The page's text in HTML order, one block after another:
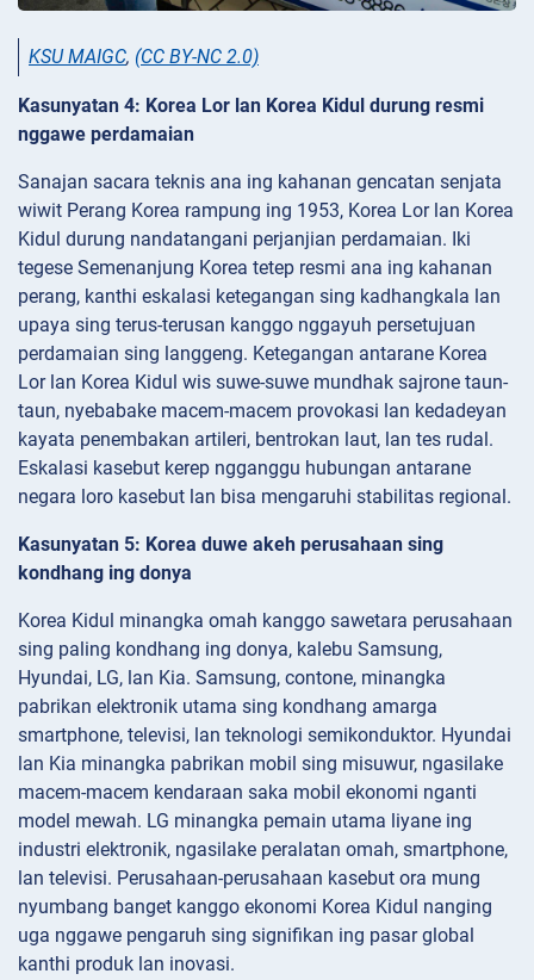
KSU MAIGC, (CC BY-NC 2.0)
Kasunyatan 4: Korea Lor lan Korea Kidul durung resmi
nggawe perdamaian
Sanajan sacara teknis ana ing kahanan gencatan senjata
wiwit Perang Korea rampung ing 1953, Korea Lor lan Korea
Kidul durung nandatangani perjanjian perdamaian. Iki
tegese Semenanjung Korea tetep resmi ana ing kahanan
perang, kanthi eskalasi ketegangan sing kadhangkala lan
upaya sing terus-terusan kanggo nggayuh persetujuan
perdamaian sing langgeng. Ketegangan antarane Korea
Lor lan Korea Kidul wis suwe-suwe mundhak sajrone taun-
taun, nyebabake macem-macem provokasi lan kedadeyan
kayata penembakan artileri, bentrokan laut, lan tes rudal.
Eskalasi kasebut kerep ngganggu hubungan antarane
negara loro kasebut lan bisa mengaruhi stabilitas regional.
Kasunyatan 5: Korea duwe akeh perusahaan sing
kondhang ing donya
Korea Kidul minangka omah kanggo sawetara perusahaan
sing paling kondhang ing donya, kalebu Samsung,
Hyundai, LG, lan Kia. Samsung, contone, minangka
pabrikan elektronik utama sing kondhang amarga
smartphone, televisi, lan teknologi semikonduktor. Hyundai
lan Kia minangka pabrikan mobil sing misuwur, ngasilake
macem-macem kendaraan saka mobil ekonomi nganti
model mewah. LG minangka pemain utama liyane ing
industri elektronik, ngasilake peralatan omah, smartphone,
lan televisi. Perusahaan-perusahaan kasebut ora mung
nyumbang banget kanggo ekonomi Korea Kidul nanging
uga nggawe pengaruh sing signifikan ing pasar global
kanthi produk lan inovasi.